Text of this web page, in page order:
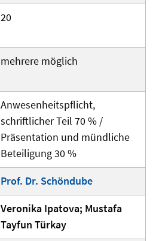
20
mehrere möglich
Anwesenheitspflicht,
schriftlicher Teil 70 % /
Präsentation und mündliche
Beteiligung 30 %
Prof. Dr. Schöndube
Veronika Ipatova; Mustafa
Tayfun Türkay